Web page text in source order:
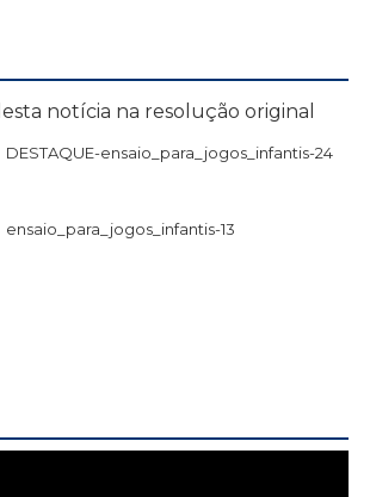
notícia na resolução original
DESTAQUE-ensaio_para_jogos_infantis-24
ensaio_para_jogos_infantis-13